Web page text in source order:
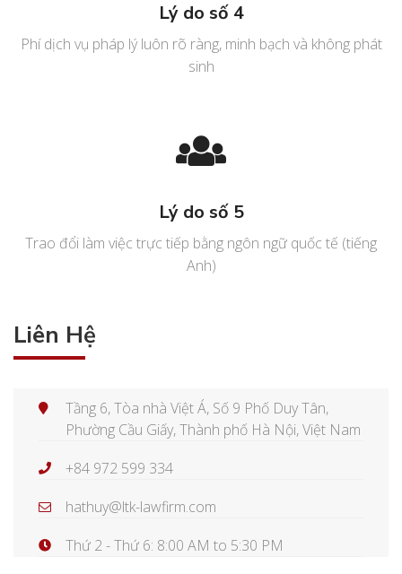
Lý do số 4
Phí dịch vụ pháp lý luôn rõ ràng, minh bạch và không phát
sinh
Lý do số 5
Trao đổi làm việc trực tiếp bằng ngôn ngữ quốc tế (tiếng
Anh)
Liên Hệ
Tầng 6, Tòa nhà Việt Á, Số 9 Phố Duy Tân,
Phường Cầu Giấy, Thành phố Hà Nội, Việt Nam
+84 972 599 334
hathuy@ltk-lawfirm.com
Thứ 2 - Thứ 6: 8:00 AM to 5:30 PM